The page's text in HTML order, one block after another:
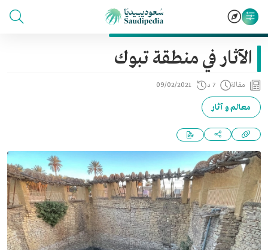
الآثار في منطقة تبوك
مقالة 7 د 09/02/2021
معالم و آثار